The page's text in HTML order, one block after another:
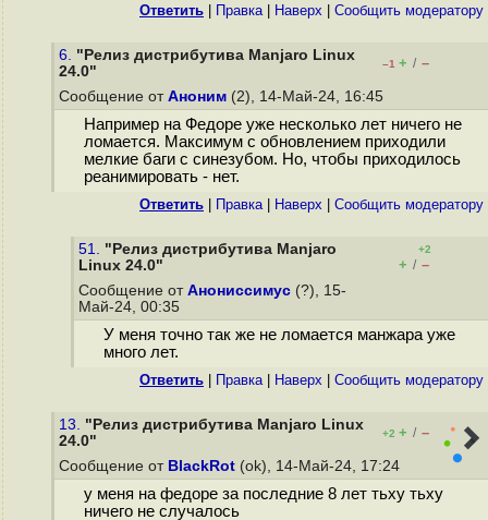
Ответить Правка| Наверх Cообщить модератору
6. "Релиз дистрибутива Manjaro Linux
24.0"
–1 + / –
Сообщение от Аноним (2), 14-Май-24, 16:45
Например на Федоре уже несколько лет ничего не
ломается. Максимум с обновлением приходили
мелкие баги с синезубом. Но, чтобы приходилось
реанимировать - нет.
Ответить Правка| Наверх Cообщить модератору
51. "Релиз дистрибутива Manjaro
Linux 24.0"
+2
+ / –
Сообщение от Анониссимус (?), 15-
Май-24, 00:35
У меня точно так же не ломается манжара уже
много лет.
Ответить Правка| Наверх Cообщить модератору
13. "Релиз дистрибутива Manjaro Linux
24.0"
+2 + / –
Сообщение от BlackRot (ok), 14-Май-24, 17:24
у меня на федоре за последние 8 лет тьху тьху
ничего не случалось